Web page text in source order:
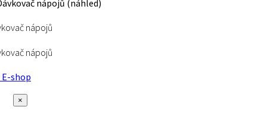
nápojů
nápojů
shop
×